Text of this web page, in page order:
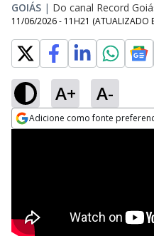
GOIÁS | Do canal Record
11/06/2026 - 11H21 (ATUALIZADO
A+ A-
Adicione como fonte